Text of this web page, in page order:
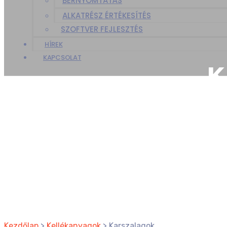
ALKATRÉSZ ÉRTÉKESÍTÉS
SZOFTVER FEJLESZTÉS
HÍREK
KAPCSOLAT